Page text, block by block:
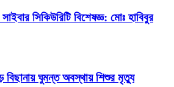
সিকিউরিটি বিশেষজ্ঞ: মোঃ হাবিবুর
বিছানায় ঘুমন্ত অবস্থায় শিশুর মৃত্যু